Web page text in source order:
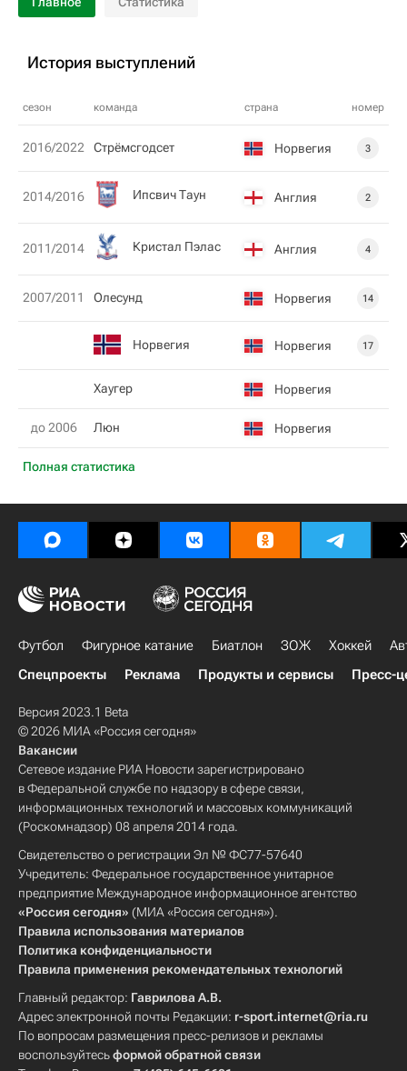
История выступлений
сезон команда страна номер
Полная статистика
2016/2022 Стрёмсгодсет Норвегия 3
2014/2016 Ипсвич Таун Англия 2
2011/2014 Кристал Пэлас Англия 4
2007/2011 Олесунд Норвегия 14
Норвегия Норвегия 17
Хаугер Норвегия
до 2006 Люн Норвегия
Футбол Фигурное катание Биатлон ЗОЖ Хоккей
Спецпроекты
Реклама Продукты и сервисы Пресс-
Версия 2023.1 Beta
© 2026 МИА «Россия сегодня»
Вакансии
Сетевое издание РИА Новости зарегистрировано
в Федеральной службе по надзору в сфере связи,
информационных технологий и массовых коммуникаций
(Роскомнадзор) 08 апреля 2014 года.
Свидетельство о регистрации Эл № ФС77-57640
Учредитель: Федеральное государственное унитарное
предприятие Международное информационное агентство
«Россия сегодня» (МИА «Россия сегодня»).
Правила использования материалов
Политика конфиденциальности
Правила применения рекомендательных технологий
Главный редактор: Гаврилова А.В.
Адрес электронной почты Редакции: r-sport.internet@ria.ru
По вопросам размещения пресс-релизов и рекламы
воспользуйтесьформой обратной связи